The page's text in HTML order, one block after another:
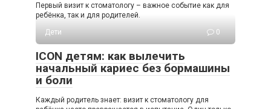
Первый визит к стоматологу – важное событие как для
ребёнка, так и для родителей.
Дети
0
ICON детям: как вылечить
начальный кариес без бормашины
и боли
Каждый родитель знает: визит к стоматологу для